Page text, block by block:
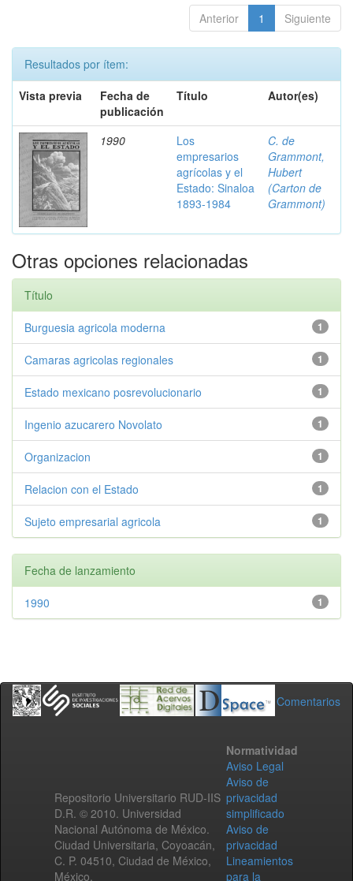
Anterior 1 Siguiente
Resultados por ítem:
Vista previa
Fecha de
publicación
Título Autor(es)
1990
Los
empresarios
agrícolas y el
Estado: Sinaloa
1893-1984
C. de
Grammont,
Hubert
(Carton de
Grammont)
Otras opciones relacionadas
Título
1
Burguesia agricola moderna
1
Camaras agricolas regionales
1
Estado mexicano posrevolucionario
1
Ingenio azucarero Novolato
1
Organizacion
1
Relacion con el Estado
1
Sujeto empresarial agricola
Fecha de lanzamiento
1
1990
Comentarios
Repositorio Universitario RUD-IIS
D.R. © 2010. Universidad
Nacional Autónoma de México.
Ciudad Universitaria, Coyoacán,
C. P. 04510, Ciudad de México,
México.
Normatividad
Aviso Legal
Aviso de
privacidad
simplificado
Aviso de
privacidad
Lineamientos
para la